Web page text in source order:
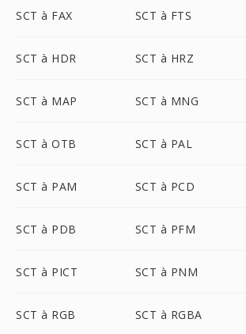
SCT à FAX SCT à FTS
SCT à HDR SCT à HRZ
SCT à MAP SCT à MNG
SCT à OTB SCT à PAL
SCT à PAM SCT à PCD
SCT à PDB SCT à PFM
SCT à PICT SCT à PNM
SCT à RGB SCT à RGBA